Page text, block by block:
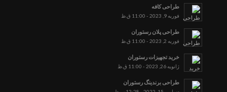
طراحی کافه
فوریه 9, 2023 - 11:00 ق.ظ
طراحی پلان رستوران
فوریه 2, 2023 - 11:00 ق.ظ
خرید تجهیزات رستوران
ژانویه 26, 2023 - 11:00 ق.ظ
طراحی برندینگ رستوران